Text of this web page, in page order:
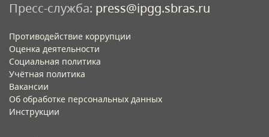
Пресс-служба: press@ipgg.sbras.ru
Противодействие коррупции
Оценка деятельности
Социальная политика
Учётная политика​
Вакансии​
Об обработке персональных данных​
Инструкции​